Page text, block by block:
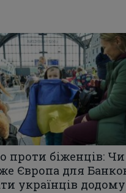
проти біженців: Чи
Європа для
українців додому